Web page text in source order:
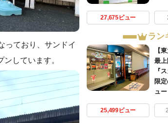
っており、サンドイ
しています。
27,675ビュー
ラン
【
最
『
限
ュ
25,499ビュー